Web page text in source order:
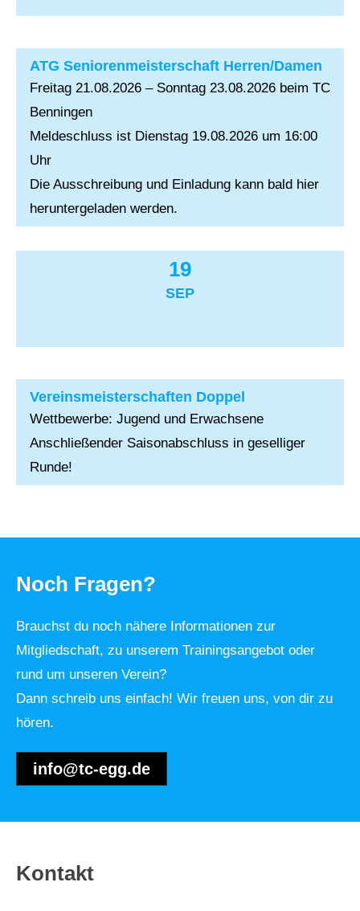
ATG Seniorenmeisterschaft Herren/Damen
Freitag 21.08.2026 – Sonntag 23.08.2026 beim TC
Benningen
Meldeschluss ist Dienstag 19.08.2026 um 16:00
Uhr
Die Ausschreibung und Einladung kann bald hier
heruntergeladen werden.
19
SEP
Vereinsmeisterschaften Doppel
Wettbewerbe: Jugend und Erwachsene
Anschließender Saisonabschluss in geselliger
Runde!
Noch Fragen?
Brauchst du noch nähere Informationen zur
Mitgliedschaft, zu unserem Trainingsangebot oder
rund um unseren Verein?
Dann schreib uns einfach! Wir freuen uns, von dir zu
hören.
info@tc-egg.de
Kontakt